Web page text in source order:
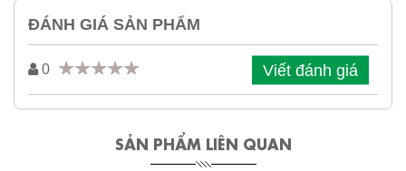
ĐÁNH GIÁ SẢN PHẨM
0 Viết đánh giá
SẢN PHẨM LIÊN QUAN